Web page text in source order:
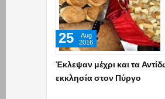
Έκλεψαν μέχρι και τα
εκκλησία στον Πύργο
25
Aug
2016